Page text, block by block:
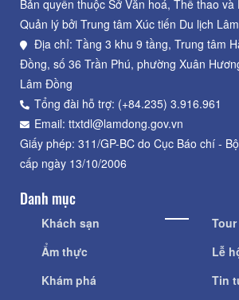
Bản quyền thuộc Sở Văn hoá, Thể thao
Quản lý bởi Trung tâm Xúc tiến Du lịch
Địa chỉ: Tầng 3 khu 9 tầng, Trung tâm
Đồng, số 36 Trần Phú, phường Xuân
Lâm Đồng
Tổng đài hỗ trợ: (+84.235) 3.916.961
Email: ttxtdl@lamdong.gov.vn
Giấy phép: 311/GP-BC do Cục Báo chí -
cấp ngày 13/10/2006
Danh mục
Khách sạn
Ẩm thực
Khám phá
Tour
Lễ
Tin